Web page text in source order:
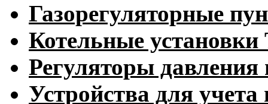
Газорегуляторные
Котельные
Регуляторы давления
Устройства для учета